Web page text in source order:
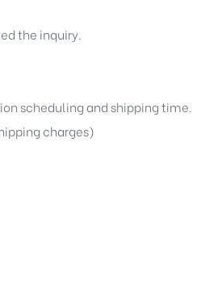
the inquiry.
scheduling and shipping time.
charges)